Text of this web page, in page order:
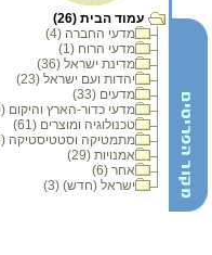
עמוד הבית (26)
מדעי החברה (4)
מדעי הרוח (1)
מדינת ישראל (36)
יהדות ועם ישראל (23)
מדעים (33)
מדעי כדור-הארץ והיקום (30)
טכנולוגיה ומוצרים (61)
מתמטיקה וסטטיסטיקה (48)
אמנויות (29)
אחר (6)
ישראל (חדש) (3)